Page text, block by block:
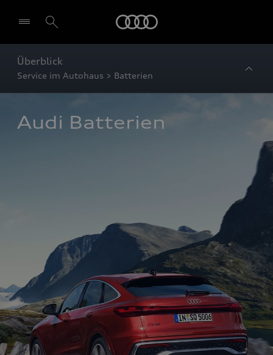
Überblick
Service im Autohaus > Batterien
Audi Batterien